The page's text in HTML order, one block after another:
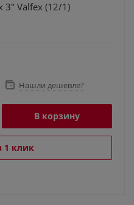
3" Valfex (12/1)
Нашли дешевле?
В корзину
1 клик